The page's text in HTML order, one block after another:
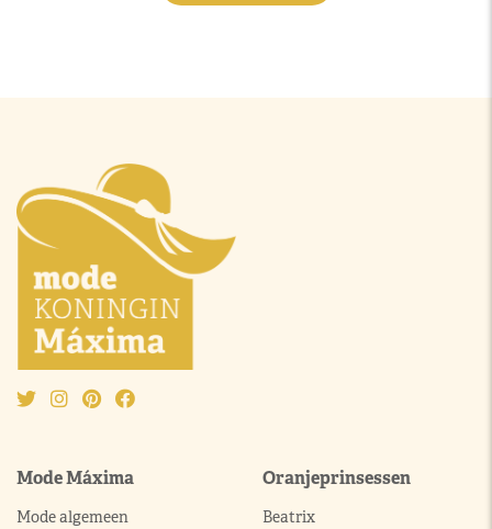
Mode Máxima
Mode algemeen
Oranjeprinsessen
Beatrix